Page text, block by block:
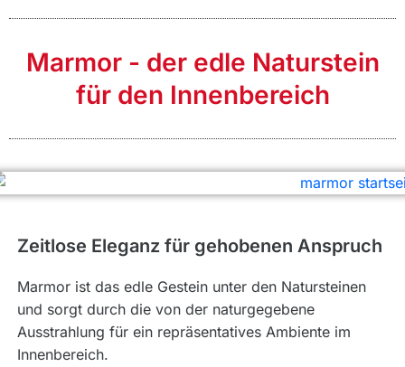
Marmor - der edle Naturstein
für den Innenbereich
Zeitlose Eleganz für gehobenen Anspruch
Marmor ist das edle Gestein unter den Natursteinen
und sorgt durch die von der naturgegebene
Ausstrahlung für ein repräsentatives Ambiente im
Innenbereich.